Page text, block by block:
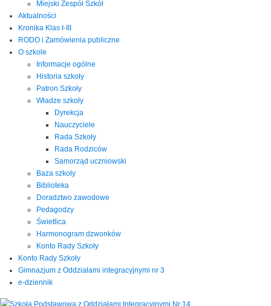
Miejski Zespół Szkół
Aktualności
Kronika Klas I-III
RODO i Zamówienia publiczne
O szkole
Informacje ogólne
Historia szkoły
Patron Szkoły
Władze szkoły
Dyrekcja
Nauczyciele
Rada Szkoły
Rada Rodziców
Samorząd uczniowski
Baza szkoły
Biblioteka
Doradztwo zawodowe
Pedagodzy
Świetlica
Harmonogram dzwonków
Konto Rady Szkoły
Konto Rady Szkoły
Gimnazjum z Oddziałami integracyjnymi nr 3
e-dziennik